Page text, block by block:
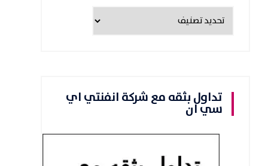
تداول بثقه مع شركة انفنتي اي
سي ان